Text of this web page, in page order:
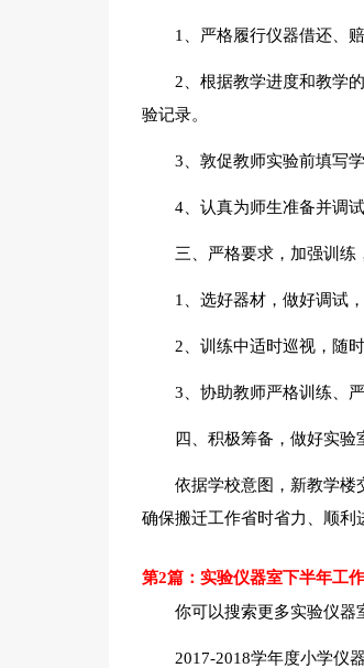
1、严格履行仪器借还、
2、根据教学进度和教学
验记录。
3、敦促教师实验前填写
4、认真为师生准备并调
三、严格要求，加强训练
1、选好器材，做好调试
2、训练中适时巡视，随
3、协助教师严格训练、
四、积极筹备，做好实
依据学校意图，新教学楼
确保搬迁工作省时省力、顺利
第2篇：实验仪器室下半年工
你可以搜索更多实验仪器
2017-2018学年度小学仪